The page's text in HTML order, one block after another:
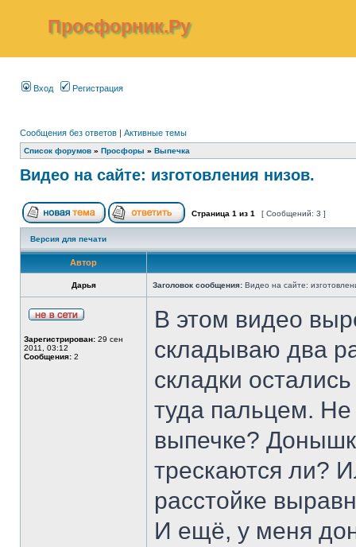
Просфорник.Ру
Вход Регистрация
Сообщения без ответов | Активные темы
Список форумов » Просфоры » Выпечка
Видео на сайте: изготовления низов.
Страница 1 из 1 [ Сообщений: 3 ]
Версия для печати
Автор
Дарья Заголовок сообщения: Видео на сайте:
Зарегистрирован: 29 сен
2011, 03:12
Сообщения: 2
В этом видео
складываю два
складки
туда пальцем.
выпечке?
трескаются ли?
расстойке
И ещё, у меня